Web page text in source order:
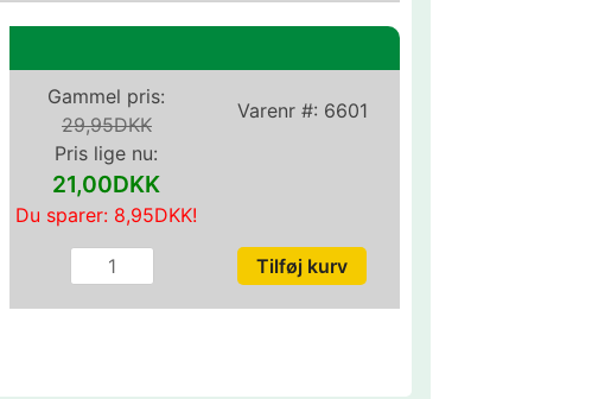
Varenr #: 6601
Gammel pris:
29,95DKK
Pris lige nu:
21,00DKK
Du sparer: 8,95DKK!